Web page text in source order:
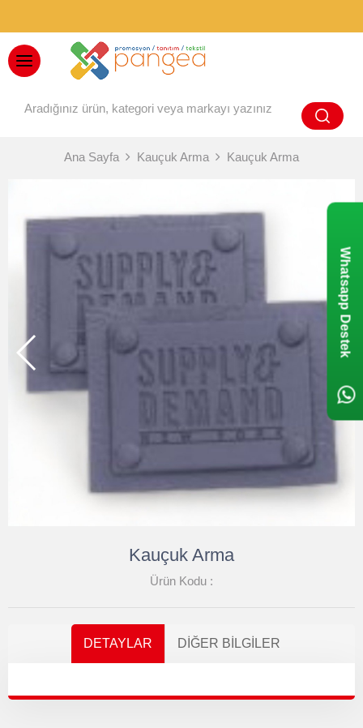
Ana Sayfa Kauçuk Arma Kauçuk Arma
Kauçuk Arma
Ürün Kodu :
DETAYLAR DIĞER BILGILER
Whatsapp Destek